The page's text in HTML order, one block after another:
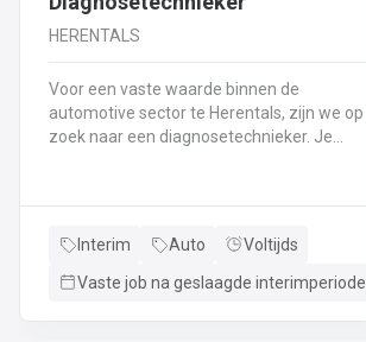
HERENTALS
Voor een vaste waarde binnen de
automotive sector te Herentals, zijn we op
zoek naar een diagnosetechnieker. Je
de diagnose.Met jouw technische raad
ondersteun je jouw collega's dagelijks m.b.t.
diagnose en interventie.Je voert tests uit
en keuringen op de voertuigen.Je voert
op de activiteiten binnen de werkplaats.Je
Interim Auto
Voltijds
Vaste job na geslaagde interimperiode